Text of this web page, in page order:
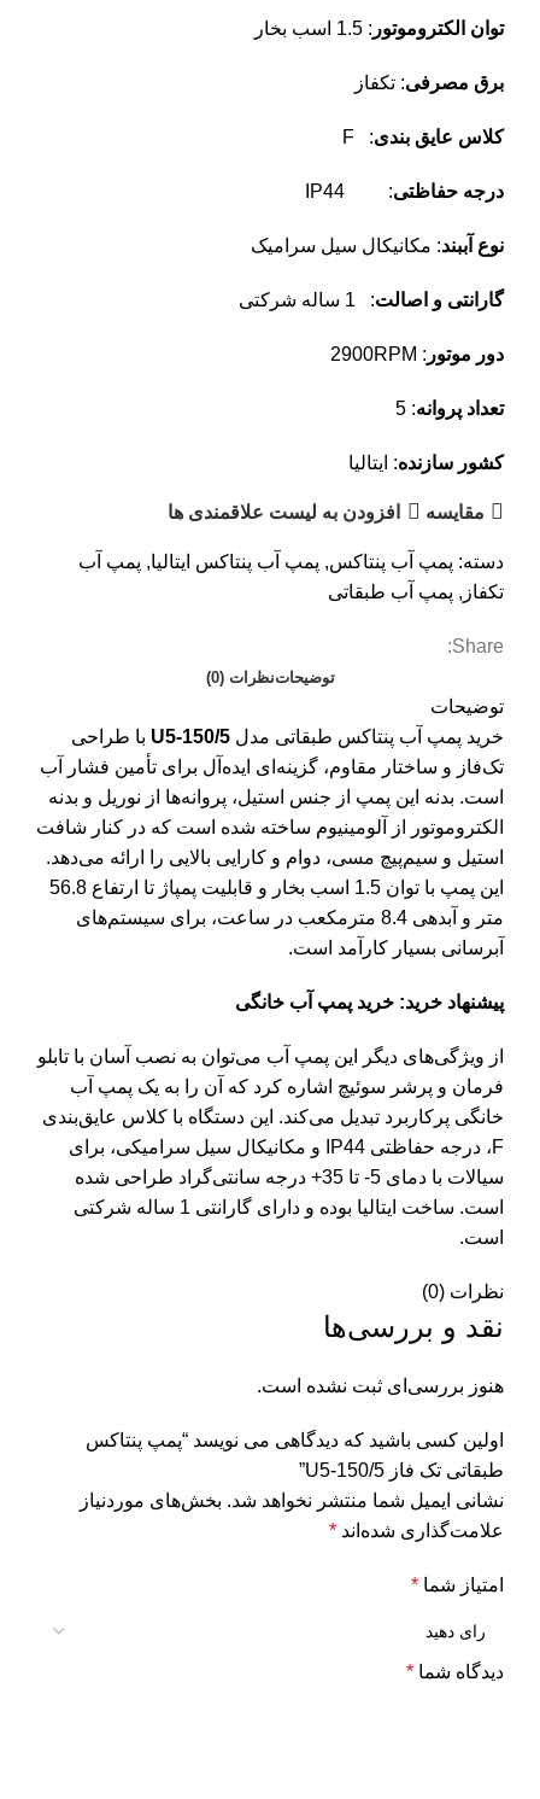
توان الکتروموتور : 1.5 اسب بخار
برق مصرفی: تکفاز
کلاس عایق بندی: F
درجه حفاظتی: IP44
نوع آببند: مکانیکال سیل سرامیک
گارانتی و اصالت: 1 ساله شرکتی
دور موتور : 2900RPM
تعداد پروانه: 5
کشور سازنده: ایتالیا
مقایسه افزودن به لیست علاقمندی ها
دسته: پمپ آب پنتاکس, پمپ آب پنتاکس ایتالیا, پمپ آب
تکفاز , پمپ آب طبقاتی
Share:
توضیحاتنظرات (0)
توضیحات
خرید پمپ آب پنتاکس طبقاتی مدل U5-150/5 با طراحی
تک‌فاز و ساختار مقاوم، گزینه‌ای ایده‌آل برای تأمین فشار آب
است. بدنه این پمپ از جنس استیل، پروانه‌ها از نوریل و بدنه
الکتروموتور از آلومینیوم ساخته شده است که در کنار شافت
استیل و سیم‌پیچ مسی، دوام و کارایی بالایی را ارائه می‌دهد.
این پمپ با توان 1.5 اسب بخار و قابلیت پمپاژ تا ارتفاع 56.8
متر و آبدهی 8.4 مترمکعب در ساعت، برای سیستم‌های
آبرسانی بسیار کارآمد است.
پیشنهاد خرید: خرید پمپ آب خانگی
از ویژگی‌های دیگر این پمپ آب می‌توان به نصب آسان با تابلو
فرمان و پرشر سوئیچ اشاره کرد که آن را به یک پمپ آب
خانگی پرکاربرد تبدیل می‌کند. این دستگاه با کلاس عایق‌بندی
F، درجه حفاظتی IP44 و مکانیکال سیل سرامیکی، برای
سیالات با دمای 5- تا 35+ درجه سانتی‌گراد طراحی شده
است. ساخت ایتالیا بوده و دارای گارانتی 1 ساله شرکتی
است.
نظرات (0)
نقد و بررسی‌ها
هنوز بررسی‌ای ثبت نشده است.
اولین کسی باشید که دیدگاهی می نویسد “پمپ پنتاکس
طبقاتی تک فاز U5-150/5”
نشانی ایمیل شما منتشر نخواهد شد. بخش‌های موردنیاز
علامت‌گذاری شده‌اند *
امتیاز شما *
دیدگاه شما *